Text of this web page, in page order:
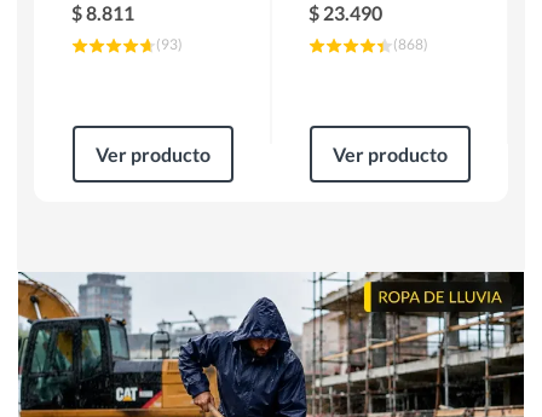
$8.811
(93)
Ver producto
$ 23.490
(868)
Ver producto